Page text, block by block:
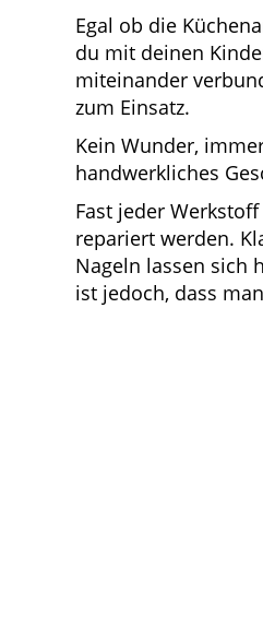
Egal ob die
du mit deinen
miteinander
zum Einsatz.
Kein Wunder,
handwerkliches
Fast jeder
repariert werden.
Nageln lassen sich
ist jedoch, dass